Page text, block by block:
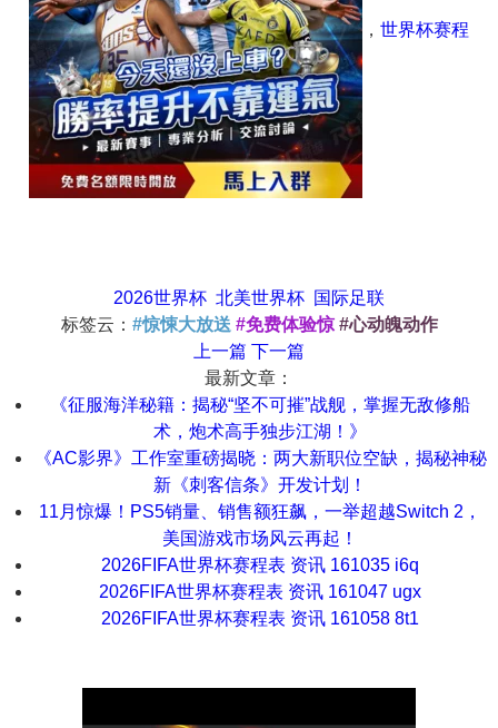
， 世界杯赛程
2026世界杯 北美世界杯 国际足联
标签云： #惊悚大放送 #免费体验惊 #心动魄动作
上一篇 下一篇
最新文章：
《征服海洋秘籍：揭秘“坚不可摧”战舰，掌握无敌修船
术，炮术高手独步江湖！》
《AC影界》工作室重磅揭晓：两大新职位空缺，揭秘神秘
新《刺客信条》开发计划！
11月惊爆！PS5销量、销售额狂飙，一举超越Switch 2，
美国游戏市场风云再起！
2026FIFA世界杯赛程表 资讯 161035 i6q
2026FIFA世界杯赛程表 资讯 161047 ugx
2026FIFA世界杯赛程表 资讯 161058 8t1